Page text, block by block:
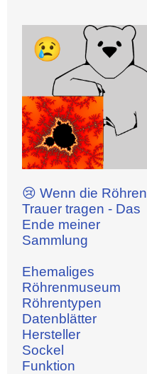
😢 Wenn die Röhren
Trauer tragen - Das
Ende meiner
Sammlung
Ehemaliges
Röhrenmuseum
Röhrentypen
Datenblätter
Hersteller
Sockel
Funktion